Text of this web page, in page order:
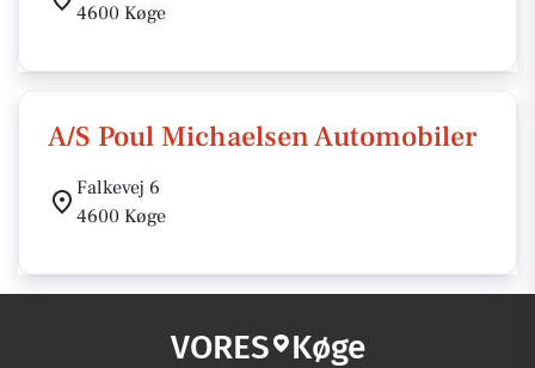
4600 Køge
A/S Poul Michaelsen Automobiler
Falkevej 6
4600 Køge
VORES Køge